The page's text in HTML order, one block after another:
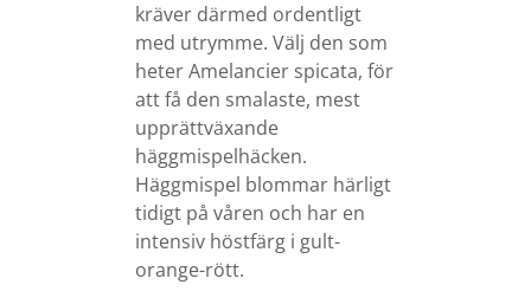
kräver därmed ordentligt
med utrymme. Välj den som
heter Amelancier spicata, för
att få den smalaste, mest
upprättväxande
häggmispelhäcken.
Häggmispel blommar härligt
tidigt på våren och har en
intensiv höstfärg i gult-
orange-rött.